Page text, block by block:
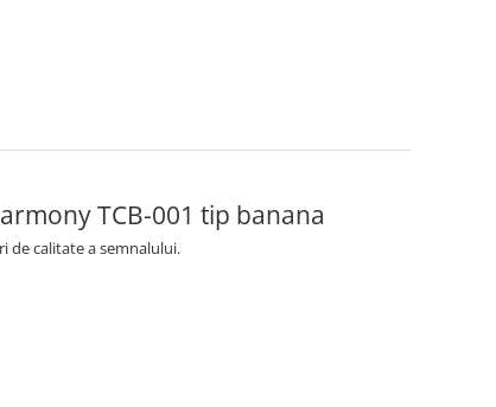
TCB-001 tip banana
de calitate a semnalului.